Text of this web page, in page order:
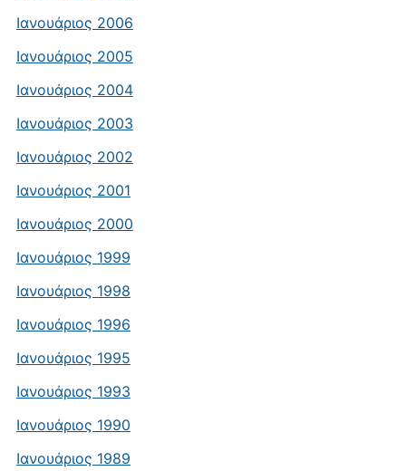
Ιανουάριος 2006
Ιανουάριος 2005
Ιανουάριος 2004
Ιανουάριος 2003
Ιανουάριος 2002
Ιανουάριος 2001
Ιανουάριος 2000
Ιανουάριος 1999
Ιανουάριος 1998
Ιανουάριος 1996
Ιανουάριος 1995
Ιανουάριος 1993
Ιανουάριος 1990
Ιανουάριος 1989